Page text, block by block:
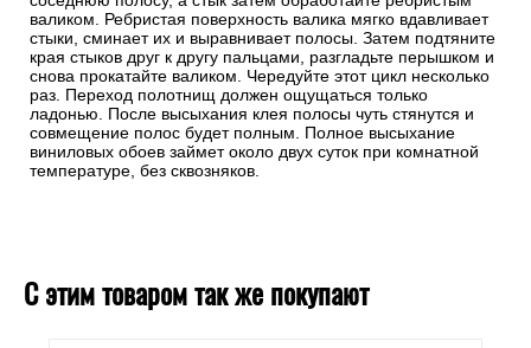
валиком. Ребристая поверхность валика мягко вдавливает
стыки, сминает их и выравнивает полосы. Затем подтяните
края стыков друг к другу пальцами, разгладьте перышком и
снова прокатайте валиком. Чередуйте этот цикл несколько
раз. Переход полотнищ должен ощущаться только
ладонью. После высыхания клея полосы чуть стянутся и
совмещение полос будет полным. Полное высыхание
виниловых обоев займет около двух суток при комнатной
температуре, без сквозняков.
С этим товаром так же покупают